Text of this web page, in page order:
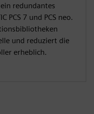
redundantes
PCS 7 und PCS neo.
und reduziert die
erheblich.